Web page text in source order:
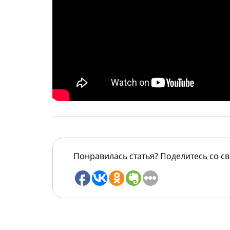
Понравилась статья? Поделитесь со